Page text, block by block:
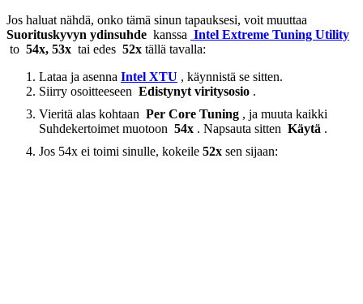
Jos haluat nähdä, onko tämä sinun tapauksesi, voit muuttaa
Suorituskyvyn ydinsuhde kanssa Intel Extreme Tuning Utility
to 54x, 53x tai edes 52x tällä tavalla:
Lataa ja asenna Intel XTU , käynnistä se sitten.
Siirry osoitteeseen Edistynyt viritysosio .
Vieritä alas kohtaan Per Core Tuning , ja muuta kaikki
Suhdekertoimet muotoon 54x . Napsauta sitten Käytä .
Jos 54x ei toimi sinulle, kokeile 52x sen sijaan: